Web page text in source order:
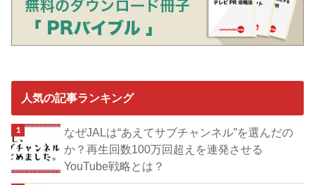
人気の記事ランキング
なぜJALは“あえてサブチャンネル”を選んだの
か？再生回数100万回超えを連発させる
YouTube戦略とは？